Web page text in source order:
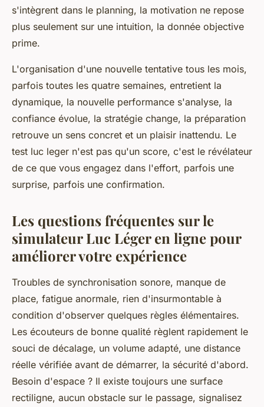
s'intègrent dans le planning, la motivation ne repose
plus seulement sur une intuition, la donnée objective
prime.
L'organisation d'une nouvelle tentative tous les mois,
parfois toutes les quatre semaines, entretient la
dynamique, la nouvelle performance s'analyse, la
confiance évolue, la stratégie change, la préparation
retrouve un sens concret et un plaisir inattendu. Le
test luc leger n'est pas qu'un score, c'est le révélateur
de ce que vous engagez dans l'effort, parfois une
surprise, parfois une confirmation.
Les questions fréquentes sur le
simulateur Luc Léger en ligne pour
améliorer votre expérience
Troubles de synchronisation sonore, manque de
place, fatigue anormale, rien d'insurmontable à
condition d'observer quelques règles élémentaires.
Les écouteurs de bonne qualité règlent rapidement le
souci de décalage, un volume adapté, une distance
réelle vérifiée avant de démarrer, la sécurité d'abord.
Besoin d'espace ? Il existe toujours une surface
rectiligne, aucun obstacle sur le passage, signalisez